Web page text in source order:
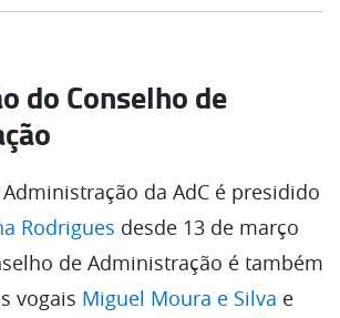
do Conselho de
da AdC é presidido
Rodrigues desde 13 de março
de Administração é também
vogais Miguel Moura e Silva e